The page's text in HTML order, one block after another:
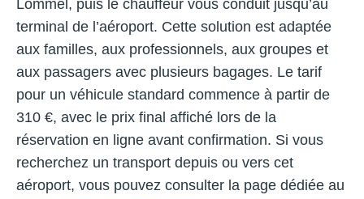
Lommel, puis le chauffeur vous conduit jusqu’au
terminal de l’aéroport. Cette solution est adaptée
aux familles, aux professionnels, aux groupes et
aux passagers avec plusieurs bagages. Le tarif
pour un véhicule standard commence à partir de
310 €, avec le prix final affiché lors de la
réservation en ligne avant confirmation. Si vous
recherchez un transport depuis ou vers cet
aéroport, vous pouvez consulter la page dédiée au